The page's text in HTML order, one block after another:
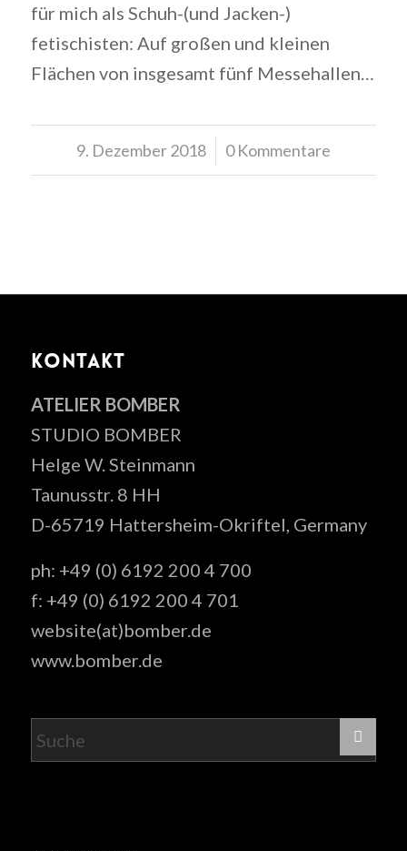
für mich als Schuh-(und Jacken-)
fetischisten: Auf großen und kleinen
Flächen von insgesamt fünf Messehallen…
9. Dezember 2018
/ 0 Kommentare
KONTAKT
ATELIER BOMBER
STUDIO BOMBER
Helge W. Steinmann
Taunusstr. 8 HH
D-65719 Hattersheim-Okriftel, Germany
ph: +49 (0) 6192 200 4 700
f: +49 (0) 6192 200 4 701
website(at)bomber.de
www.bomber.de